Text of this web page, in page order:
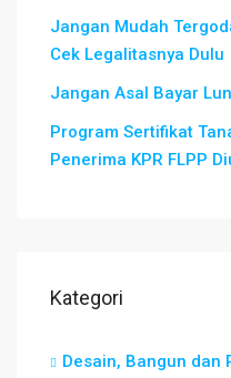
Jangan Mudah
Cek Legalitasnya Dulu
Jangan Asal Bayar
Program Sertifikat
Penerima KPR FLPP
Kategori
Desain, Bangun dan